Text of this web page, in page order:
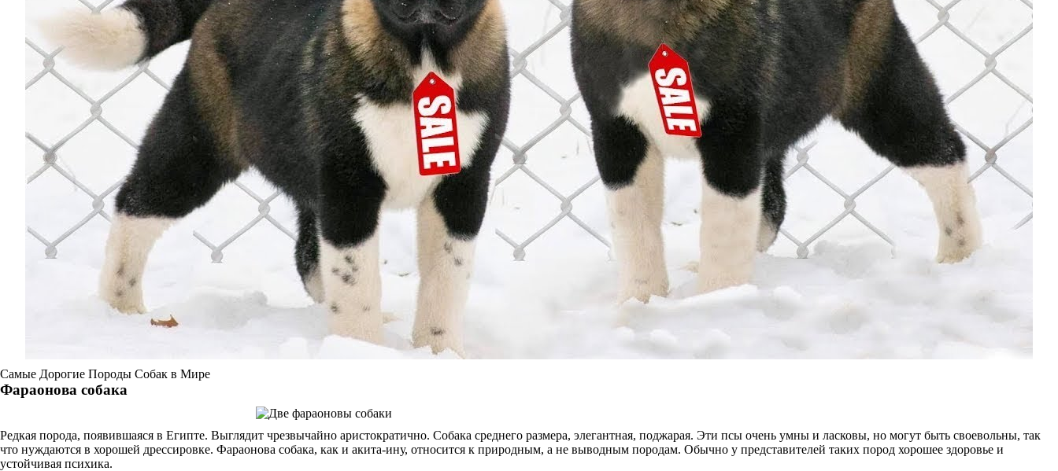
Самые Дорогие Породы Собак в Мире
Фараонова собака
Редкая порода, появившаяся в Египте. Выглядит чрезвычайно аристократично. Собака среднего размера, элегантная, поджарая. Эти псы очень умны и ласковы, но могут быть своевольны, так
что нуждаются в хорошей дрессировке. Фараонова собака, как и акита-ину, относится к природным, а не выводным породам. Обычно у представителей таких пород хорошее здоровье и
устойчивая психика.